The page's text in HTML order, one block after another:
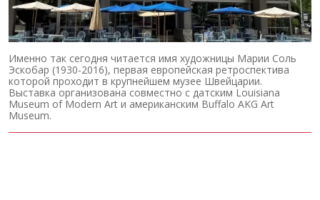
Именно так сегодня читается имя художницы Марии Соль
Эскобар (1930-2016), первая европейская ретроспектива
которой проходит в крупнейшем музее Швейцарии.
Выставка организована совместно с датским Louisiana
Museum of Modern Art и американским Buffalo AKG Art
Museum.